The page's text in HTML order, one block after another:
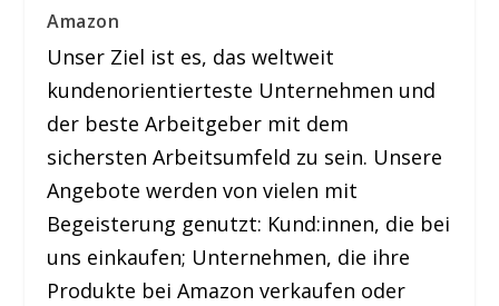
Amazon
Unser Ziel ist es, das weltweit
kundenorientierteste Unternehmen und
der beste Arbeitgeber mit dem
sichersten Arbeitsumfeld zu sein. Unsere
Angebote werden von vielen mit
Begeisterung genutzt: Kund:innen, die bei
uns einkaufen; Unternehmen, die ihre
Produkte bei Amazon verkaufen oder